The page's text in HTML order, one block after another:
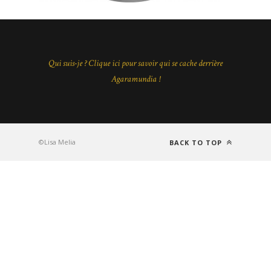
Qui suis-je ? Clique ici pour savoir qui se cache derrière
Agaramundia !
©Lisa Melia BACK TO TOP